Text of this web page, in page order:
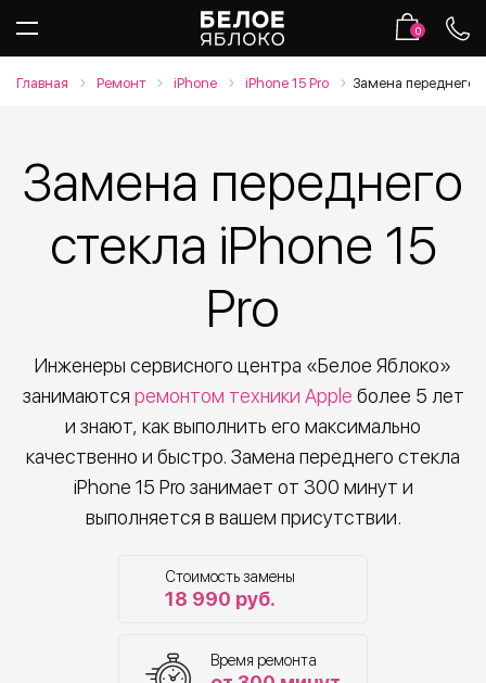
0
Главная Ремонт iPhone iPhone 15 Pro Замена переднего
Замена переднего
стекла iPhone 15
Pro
Инженеры сервисного центра «Белое Яблоко»
занимаются ремонтом техники Apple более 5 лет
и знают, как выполнить его максимально
качественно и быстро. Замена переднего стекла
iPhone 15 Pro занимает от 300 минут и
выполняется в вашем присутствии.
Стоимость замены
18 990 руб.
Время ремонта